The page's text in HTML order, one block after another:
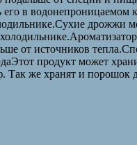
в водонепроницаемом
дрожжи
от источников
продукт может
Так же хранят и